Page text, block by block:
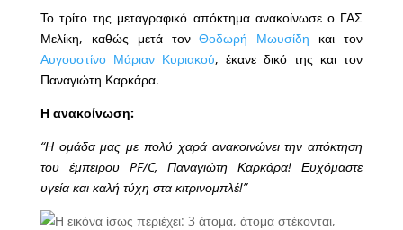
Το τρίτο της μεταγραφικό απόκτημα ανακοίνωσε ο ΓΑΣ
Μελίκη, καθώς μετά τονΘοδωρή Μωυσίδη και τον
Αυγουστίνο Μάριαν Κυριακού, έκανε δικό της και τον
Παναγιώτη Καρκάρα.
Η ανακοίνωση:
“Η ομάδα μας με πολύ χαρά ανακοινώνει την απόκτηση
του έμπειρου PF/C, Παναγιώτη Καρκάρα! Ευχόμαστε
υγεία και καλή τύχη στα κιτρινομπλέ!”